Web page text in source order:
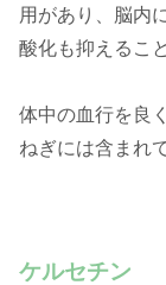
用があり、脳内
酸化も抑えるこ
体中の血行を良
ねぎには含まれ
ケルセチン